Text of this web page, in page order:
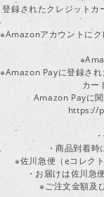
登録されたクレジットカ
※Amazonアカウントに
※Amazon Payに登録さ
カー
Amazon Payに
https://
・商品到着
※佐川急便（eコレク
・お届けは佐川急
※ご注文金額及